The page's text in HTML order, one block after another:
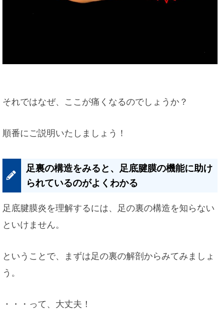
それではなぜ、ここが痛くなるのでしょうか？
順番にご説明いたしましょう！
足裏の構造をみると、足底腱膜の機能に助け
られているのがよくわかる
足底腱膜炎を理解するには、足の裏の構造を知らない
といけません。
ということで、まずは足の裏の解剖からみてみましょ
う。
・・・って、大丈夫！